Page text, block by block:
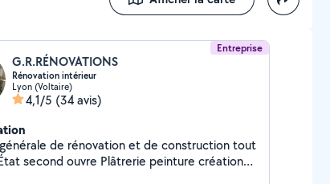
Entreprise
G.R.RÉNOVATIONS
Rénovation intérieur
Lyon (Voltaire)
4,1/5 (34 avis)
de rénovation et de construction tout
ouvre Plâtrerie peinture création